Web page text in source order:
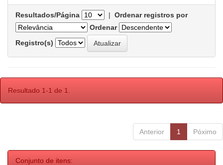
Resultados/Página | Ordenar registros por
Ordenar
Registro(s)
Resultado 1-1 de 1.
Anterior 1 Póximo
Conjunto de itens: